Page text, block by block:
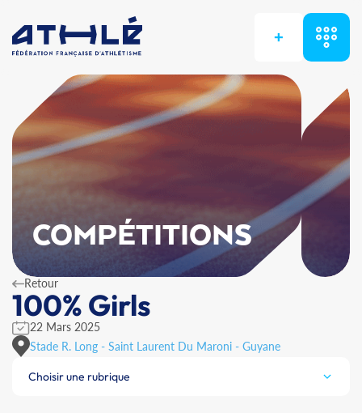
+
COMPÉTITIONS
Retour
100% Girls
22 Mars 2025
Stade R. Long - Saint Laurent Du Maroni - Guyane
Choisir une rubrique